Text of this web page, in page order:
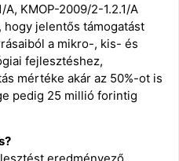
KMOP-2009/2-1.2.1/A
jelentős támogatást
a mikro-, kis- és
fejlesztéshez,
mértéke akár az 50%-ot is
pedig 25 millió forintig